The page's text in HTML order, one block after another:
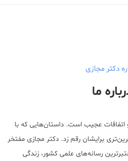
دکتر مجازی
ما
و اتفاقات عجیب است. داستان‌هایی که با
برایشان رقم زد. دکتر مجازی مفتخر
رسانه‌های علمی کشور، زندگی